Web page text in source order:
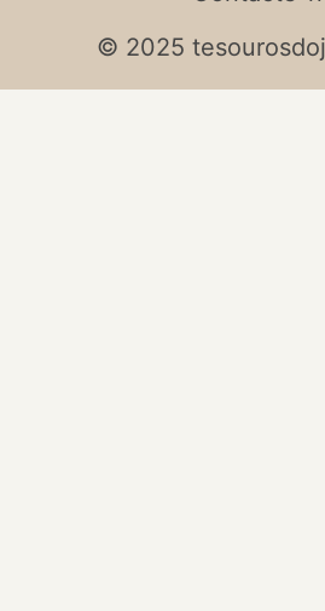
© 2025